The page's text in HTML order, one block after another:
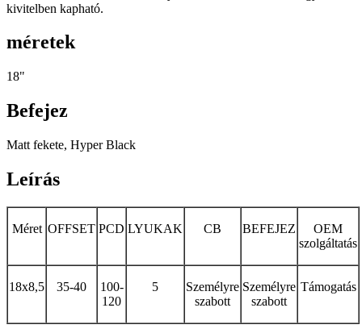
kivitelben kapható.
méretek
18"
Befejez
Matt fekete, Hyper Black
Leírás
Méret OFFSET PCD LYUKAK CB BEFEJEZ
OEM
szolgáltatás
18x8,5 35-40
100-
120
5
Személyre
szabott
Személyre
szabott
Támogatás